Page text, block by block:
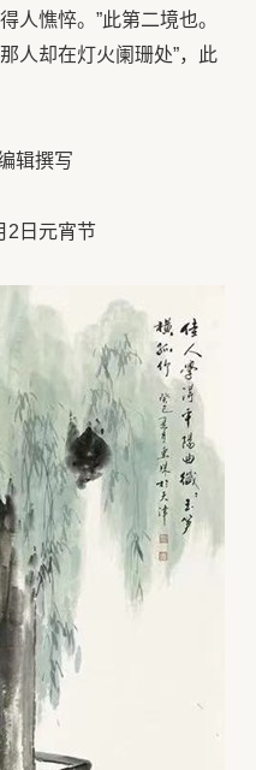
人憔悴。”此第二境也。
人却在灯火阑珊处”，此
辑撰写
2日元宵节